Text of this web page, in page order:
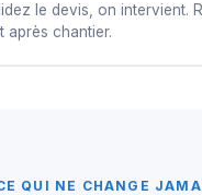
le devis, on intervient.
après chantier.
QUI NE CHANGE